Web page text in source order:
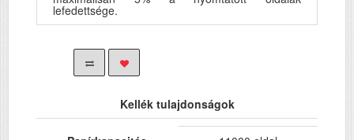
lefedettsége.
Kellék tulajdonságok